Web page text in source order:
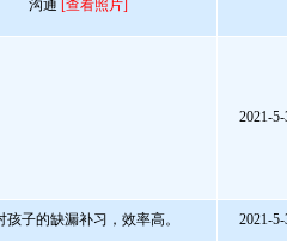
沟通 [查看照片]
2021-5-
孩子的缺漏补习，效率高。 2021-5-